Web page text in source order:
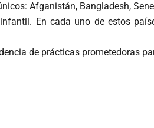
Afganistán, Bangladesh,
En cada uno de estos
de prácticas prometedoras